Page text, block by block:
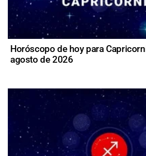
Horóscopo de hoy para
agosto de 2026